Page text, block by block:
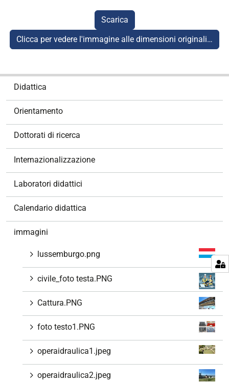
Scarica
Clicca per vedere l'immagine alle dimensioni originali…
Didattica
Orientamento
Dottorati di ricerca
Internazionalizzazione
Laboratori didattici
Calendario didattica
immagini
lussemburgo.png
civile_foto testa.PNG
Cattura.PNG
foto testo1.PNG
operaidraulica1.jpeg
operaidraulica2.jpeg